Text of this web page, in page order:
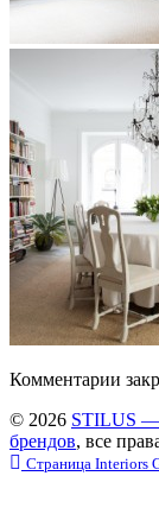
Комментарии
© 2026 STILUS —
брендов, все
Страница Interiors